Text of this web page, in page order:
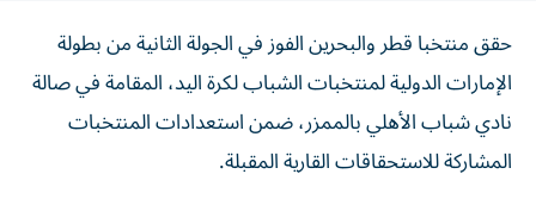
حقق منتخبا قطر والبحرين الفوز في الجولة الثانية من بطولة
الإمارات الدولية لمنتخبات الشباب لكرة اليد، المقامة في صالة
نادي شباب الأهلي بالممزر، ضمن استعدادات المنتخبات
المشاركة للاستحقاقات القارية المقبلة.